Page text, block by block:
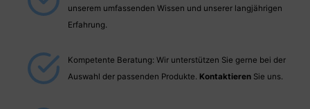
unserem umfassenden Wissen und unserer langjährigen
Erfahrung.
Kompetente Beratung: Wir unterstützen Sie gerne bei der
Auswahl der passenden Produkte. Kontaktieren Sie uns.